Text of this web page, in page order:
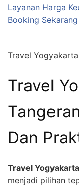
Layanan Harga
Booking Sekarang
Travel
Travel
Dan
Travel
menjadi pilihan